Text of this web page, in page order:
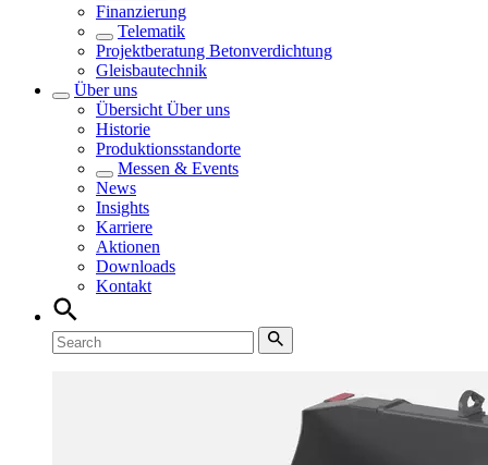
Finanzierung
Telematik
Projektberatung Betonverdichtung
Gleisbautechnik
Über uns
Übersicht Über uns
Historie
Produktionsstandorte
Messen & Events
News
Insights
Karriere
Aktionen
Downloads
Kontakt